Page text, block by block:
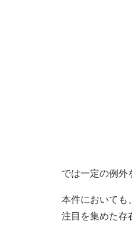
では一定の例外
本件においても
注目を集めた存